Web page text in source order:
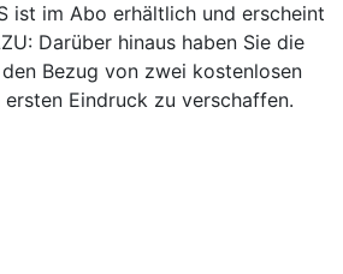
ist im Abo erhältlich und erscheint
Darüber hinaus haben Sie die
Bezug von zwei kostenlosen
Eindruck zu verschaffen.